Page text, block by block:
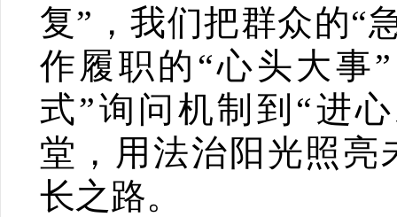
复”，我们把群众的“
作履职的“心头大事
式”询问机制到“进
堂，用法治阳光照亮
长之路。